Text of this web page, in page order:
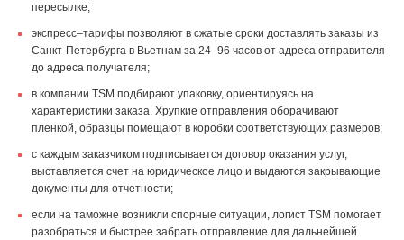
пересылке;
экспресс–тарифы позволяют в сжатые сроки доставлять заказы из
Санкт-Петербурга в Вьетнам за 24–96 часов от адреса отправителя
до адреса получателя;
в компании TSM подбирают упаковку, ориентируясь на
характеристики заказа. Хрупкие отправления оборачивают
пленкой, образцы помещают в коробки соответствующих размеров;
с каждым заказчиком подписывается договор оказания услуг,
выставляется счет на юридическое лицо и выдаются закрывающие
документы для отчетности;
если на таможне возникли спорные ситуации, логист TSM помогает
разобраться и быстрее забрать отправление для дальнейшей